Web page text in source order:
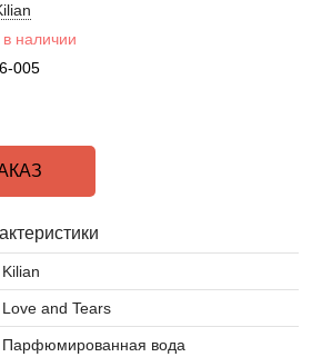
наличии
005
Kilian
Love and Tears
Парфюмированная вода